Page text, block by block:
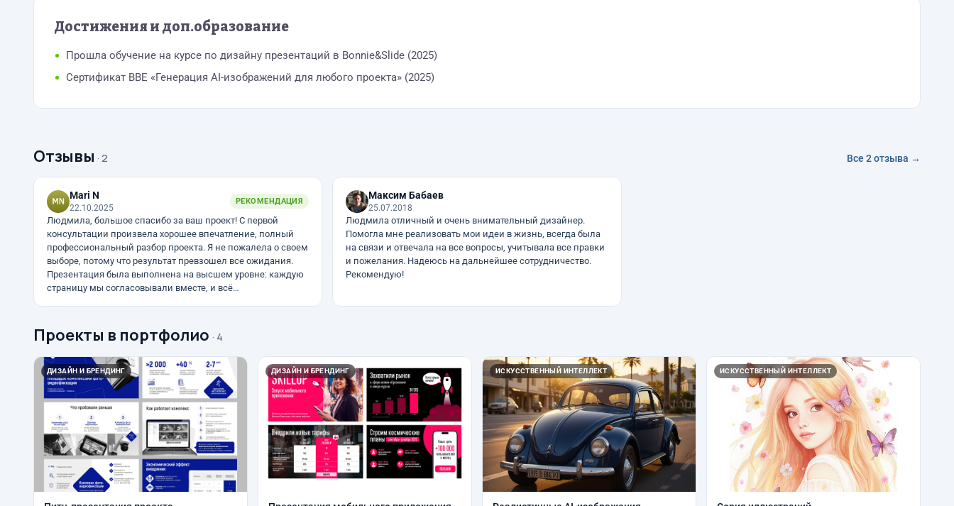
Достижения и доп.образование
Прошла обучение на курсе по дизайну презентаций в Bonnie&Slide (2025)
Сертификат BBE «Генерация AI-изображений для любого проекта» (2025)
Отзывы · 2 Все 2 отзыва →
Mari N
22.10.2025
РЕКОМЕНДАЦИЯ
Людмила, большое спасибо за ваш проект! С первой
консультации произвела хорошее впечатление, полный
профессиональный разбор проекта. Я не пожалела о своем
выборе, потому что результат превзошел все ожидания.
Презентация была выполнена на высшем уровне: каждую
страницу мы согласовывали вместе, и всё…
Максим Бабаев
25.07.2018
Людмила отличный и очень внимательный дизайнер.
Помогла мне реализовать мои идеи в жизнь, всегда была
на связи и отвечала на все вопросы, учитывала все правки
и пожелания. Надеюсь на дальнейшее сотрудничество.
Рекомендую!
Проекты в портфолио · 4
ДИЗАЙН И БРЕНДИНГ ДИЗАЙН И БРЕНДИНГ ИСКУССТВЕННЫЙ ИНТЕЛЛЕКТ ИСКУССТВЕННЫЙ ИНТЕЛЛЕКТ